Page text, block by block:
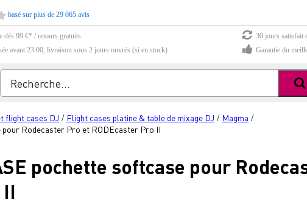
basé sur plus de 29 065 avis
dès 99 €* / retours gratuits
30 jours satisfait
avant 23:00, livraison sous 2 jours ouvrés (si en stock)
Garantie du
flight cases DJ / Flight cases platine & table de mixage DJ / Magma /
Rodecaster Pro et RODEcaster Pro II
pochette softcase pour